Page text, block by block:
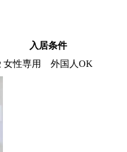
入居条件
女性専用 外国人OK